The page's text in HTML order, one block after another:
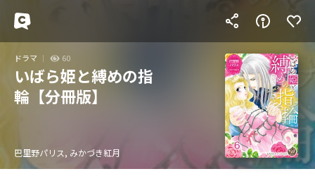
ドラマ 60
いばら姫と縛めの指
輪【分冊版】
巴里野パリス, みかづき紅月